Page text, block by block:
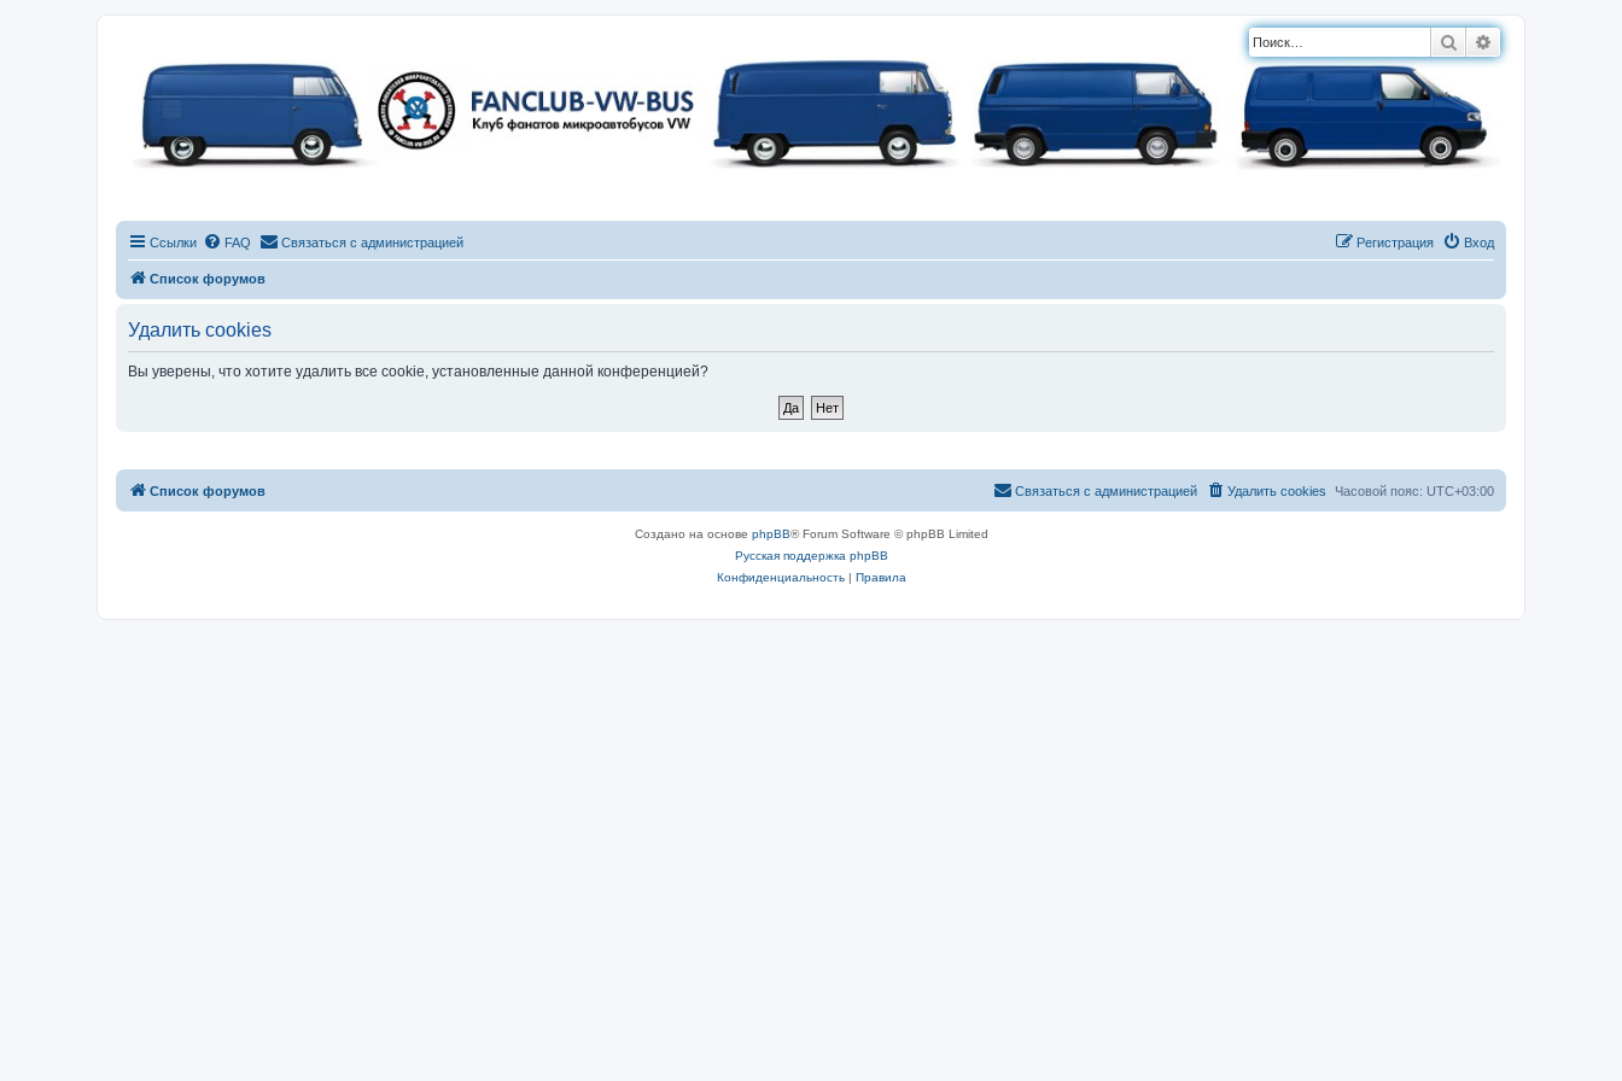
Поиск
Ссылки FAQ Связаться с администрацией Вход
Регистрация
Список форумов
Удалить cookies
Вы уверены, что хотите удалить все cookie, установленные данной конференцией?
Список форумов Часовой пояс: UTC+03:00
Удалить cookies
Связаться с администрацией
Создано на основе phpBB® Forum Software © phpBB Limited
Русская поддержка phpBB
Конфиденциальность| Правила